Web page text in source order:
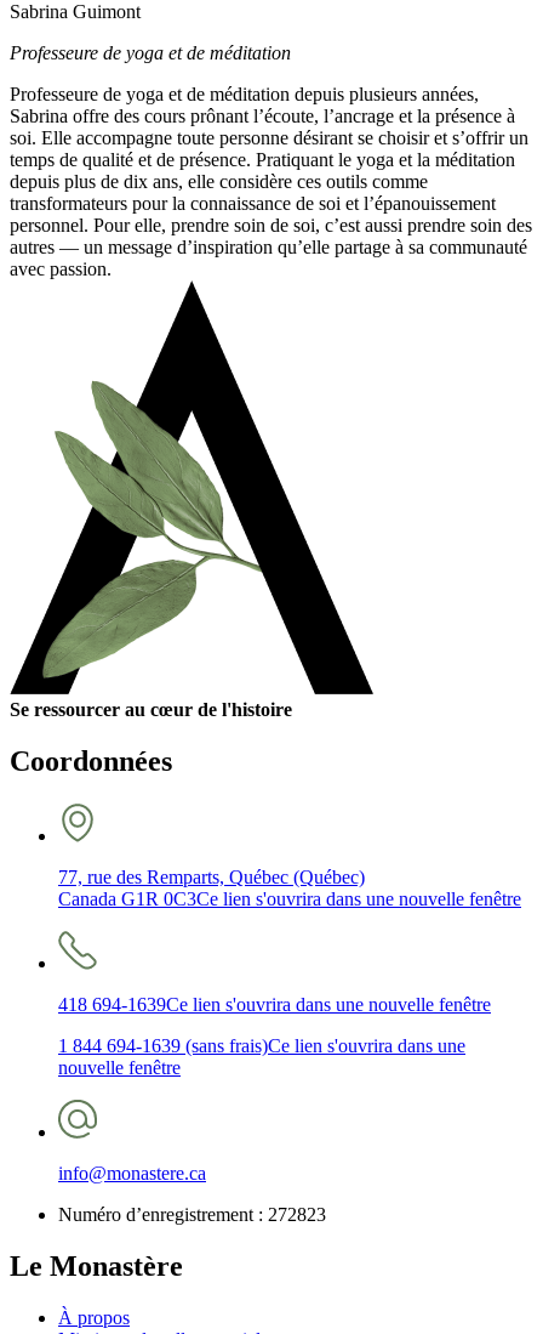
Sabrina Guimont
Professeure de yoga et de méditation
Professeure de yoga et de méditation depuis plusieurs années,
Sabrina offre des cours prônant l’écoute, l’ancrage et la présence à
soi. Elle accompagne toute personne désirant se choisir et s’offrir un
temps de qualité et de présence. Pratiquant le yoga et la méditation
depuis plus de dix ans, elle considère ces outils comme
transformateurs pour la connaissance de soi et l’épanouissement
personnel. Pour elle, prendre soin de soi, c’est aussi prendre soin des
autres — un message d’inspiration qu’elle partage à sa communauté
avec passion.
Se ressourcer au cœur de l'histoire
Coordonnées
77, rue des Remparts, Québec (Québec)
Canada G1R 0C3Ce lien s'ouvrira dans une nouvelle fenêtre
418 694-1639Ce lien s'ouvrira dans une nouvelle fenêtre
1 844 694-1639 (sans frais)Ce lien s'ouvrira dans une
nouvelle fenêtre
info@monastere.ca
Numéro d’enregistrement : 272823
Le Monastère
À propos